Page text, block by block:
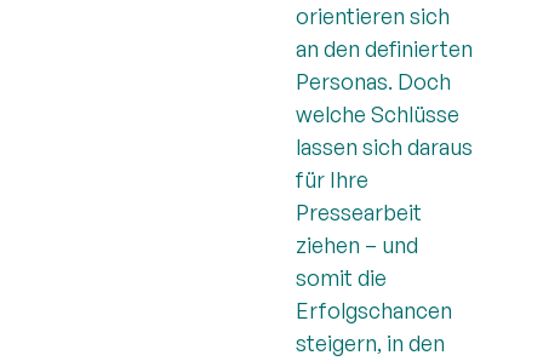
orientieren sich
an den definierten
Personas. Doch
welche Schlüsse
lassen sich daraus
für Ihre
Pressearbeit
ziehen – und
somit die
Erfolgschancen
steigern, in den